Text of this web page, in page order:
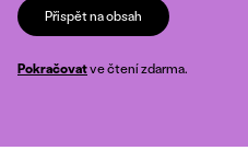
Přispět na obsah
Pokračovatve čtení zdarma.